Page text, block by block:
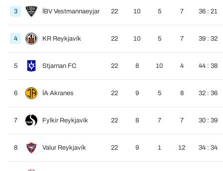
3 ÍBV Vestmannaeyjar 22 10 5 7 36 : 21
4 KR Reykjavík 22 10 5 7 39 : 32
5 Stjarnan FC 22 8 10 4 44 : 38
6 ÍA Akranes 22 9 5 8 32 : 36
7 Fylkir Reykjavík 22 8 7 7 30 : 39
8 Valur Reykjavík 22 9 1 12 34 : 34